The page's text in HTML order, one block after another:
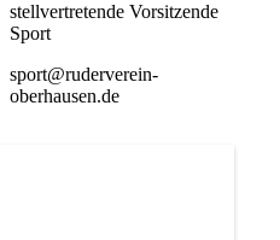
stellvertretende Vorsitzende
Sport
sport@ruderverein-
oberhausen.de